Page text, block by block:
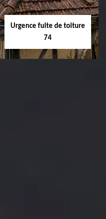
Urgence fuite de toiture
74